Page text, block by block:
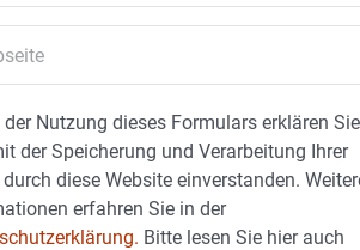
Nutzung dieses Formulars erklären Sie
der Speicherung und Verarbeitung Ihrer
diese Website einverstanden.
erfahren Sie in der
Bitte lesen Sie hier auch